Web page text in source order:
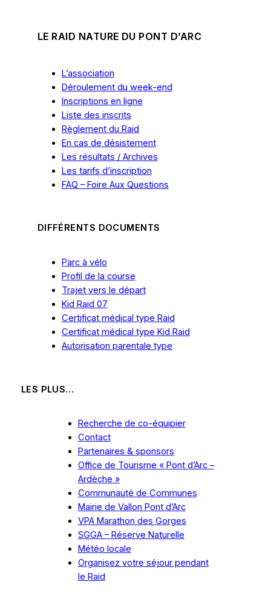
LE RAID NATURE DU PONT D’ARC
L’association
Déroulement du week-end
Inscriptions en ligne
Liste des inscrits
Règlement du Raid
En cas de désistement
Les résultats / Archives
Les tarifs d’inscription
FAQ – Foire Aux Questions
DIFFÉRENTS DOCUMENTS
Parc à vélo
Profil de la course
Trajet vers le départ
Kid Raid 07
Certificat médical type Raid
Certificat médical type Kid Raid
Autorisation parentale type
LES PLUS…
Recherche de co-équipier
Contact
Partenaires & sponsors
Office de Tourisme « Pont d’Arc –
Ardèche »
Communauté de Communes
Mairie de Vallon Pont d’Arc
VPA Marathon des Gorges
SGGA – Réserve Naturelle
Météo locale
Organisez votre séjour pendant
le Raid